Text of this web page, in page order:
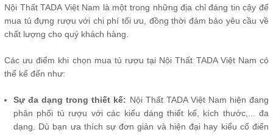
Nội Thất TADA Việt Nam là một trong những địa chỉ đáng tin cậy để
mua tủ đựng rượu với chi phí tối ưu, đồng thời đảm bảo yêu cầu về
chất lượng cho quý khách hàng.
Các ưu điểm khi chọn mua tủ rượu tại Nội Thất TADA Việt Nam có
thể kể đến như:
Sự đa dạng trong thiết kế: Nội Thất TADA Việt Nam hiện đang
phân phối tủ rượu với các kiểu dáng thiết kế, kích thước,... đa
dạng. Dù bạn ưa thích sự đơn giản và hiện đại hay kiểu cổ điển